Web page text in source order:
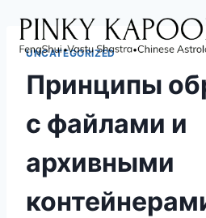
UNCATEGORIZED
Принципы
с файлами и
архивными